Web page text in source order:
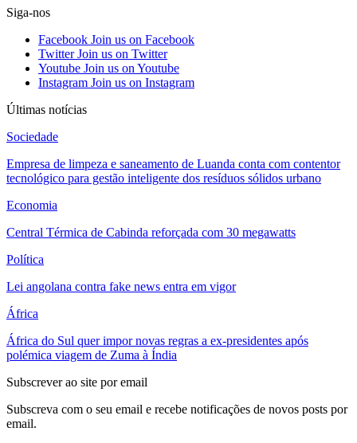
Siga-nos
Facebook Join us on Facebook
Twitter Join us on Twitter
Youtube Join us on Youtube
Instagram Join us on Instagram
Últimas notícias
Sociedade
Empresa de limpeza e saneamento de Luanda conta com contentor
tecnológico para gestão inteligente dos resíduos sólidos urbano
Economia
Central Térmica de Cabinda reforçada com 30 megawatts
Política
Lei angolana contra fake news entra em vigor
África
África do Sul quer impor novas regras a ex-presidentes após
polémica viagem de Zuma à Índia
Subscrever ao site por email
Subscreva com o seu email e recebe notificações de novos posts por
email.